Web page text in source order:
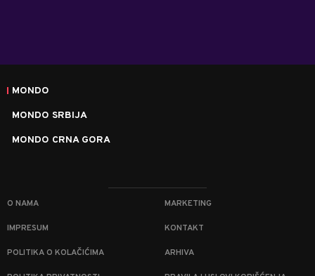
MONDO
MONDO SRBIJA
MONDO CRNA GORA
O NAMA MARKETING
IMPRESUM KONTAKT
POLITIKA O KOLAČIĆIMA ARHIVA